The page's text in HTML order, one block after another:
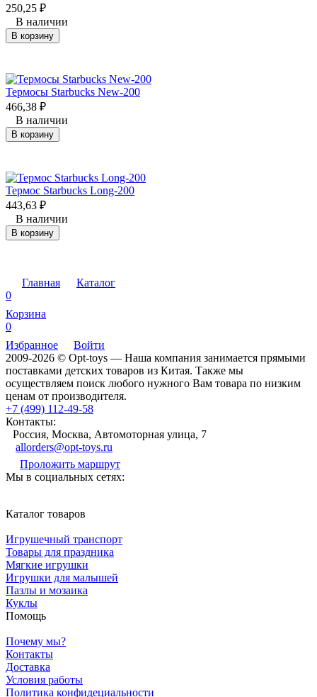
250,25 ₽
В наличии
В корзину
Термосы Starbucks New-200
466,38 ₽
В наличии
В корзину
Термос Starbucks Long-200
443,63 ₽
В наличии
В корзину
Главная
Каталог
0
Корзина
0
Избранное
Войти
2009-2026 © Opt-toys — Наша компания занимается прямыми
поставками детских товаров из Китая. Также мы
осуществляем поиск любого нужного Вам товара по низким
ценам от производителя.
+7 (499) 112-49-58
Контакты:
Россия, Москва, Автомоторная улица, 7
allorders@opt-toys.ru
Проложить маршрут
Мы в социальных сетях:
Каталог товаров
Игрушечный транспорт
Товары для праздника
Мягкие игрушки
Игрушки для малышей
Пазлы и мозаика
Куклы
Помощь
Почему мы?
Контакты
Доставка
Условия работы
Политика конфидециальности